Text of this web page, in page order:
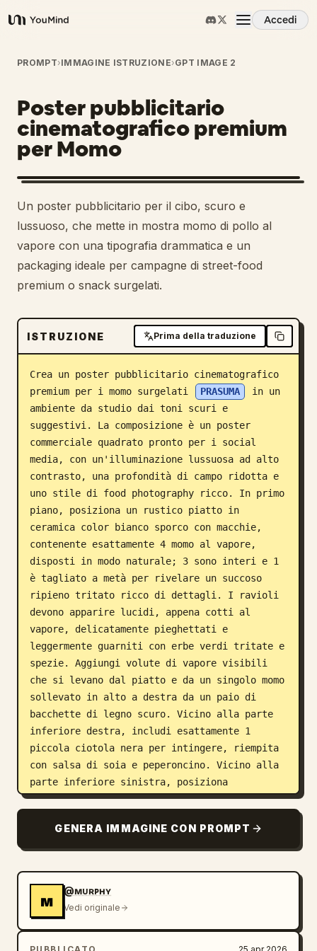
YouMind
Accedi
Panoramica
Casi d'uso
Abilità
Prompt
Prezzi
Scarica
Blog
Aggiornamenti
PROMPT›IMMAGINE ISTRUZIONE›GPT IMAGE 2
Poster pubblicitario
cinematografico premium
per Momo
Un poster pubblicitario per il cibo, scuro e
lussuoso, che mette in mostra momo di pollo al
vapore con una tipografia drammatica e un
packaging ideale per campagne di street-food
premium o snack surgelati.
ISTRUZIONE Prima della traduzione
Crea un poster pubblicitario cinematografico
premium per i momo surgelati
PRASUMA
in un
ambiente da studio dai toni scuri e
suggestivi. La composizione è un poster
commerciale quadrato pronto per i social
media, con un'illuminazione lussuosa ad alto
contrasto, una profondità di campo ridotta e
uno stile di food photography ricco. In primo
piano, posiziona un rustico piatto in
ceramica color bianco sporco con macchie,
contenente esattamente 4 momo al vapore,
disposti in modo naturale; 3 sono interi e 1
è tagliato a metà per rivelare un succoso
ripieno tritato ricco di dettagli. I ravioli
devono apparire lucidi, appena cotti al
vapore, delicatamente pieghettati e
leggermente guarniti con erbe verdi tritate e
spezie. Aggiungi volute di vapore visibili
che si levano dal piatto e da un singolo momo
sollevato in alto a destra da un paio di
bacchette di legno scuro. Vicino alla parte
inferiore destra, includi esattamente 1
piccola ciotola nera per intingere, riempita
con salsa di soia e peperoncino. Vicino alla
parte inferiore sinistra, posiziona
esattamente 1 piccolo mazzetto di coriandolo
esattamente 1 confezione del prodotto retail
per momo di pollo, nera con un'etichetta
sulla confezione. Usa un piano d'appoggio in
pietra color carbone testurizzato e uno
sfondo quasi nero per un'atmosfera gourmet
raffinata. Sovrapponi un'elegante tipografia
GENERA IMMAGINE CON PROMPT
ᴍ
@ᴍᴜʀᴘʜʏ
Vedi originale